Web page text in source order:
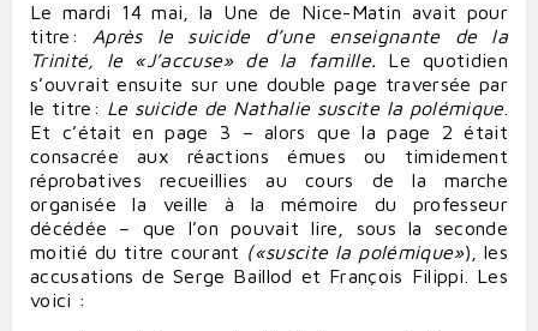
Le mardi 14 mai, la Une de Nice-Matin avait pour
titre: Après le suicide d’une enseignante de la
Trinité, le «J’accuse» de la famille. Le quotidien
s’ouvrait ensuite sur une double page traversée par
le titre: Le suicide de Nathalie suscite la polémique
Et c’était en page 3 – alors que la page 2 était
consacrée aux réactions émues ou timidement
réprobatives recueillies au cours de la marche
organisée la veille à la mémoire du professeur
décédée – que l’on pouvait lire, sous la seconde
moitié du titre courant («suscite la polémique»), les
accusations de Serge Baillod et François Filippi. Les
voici :